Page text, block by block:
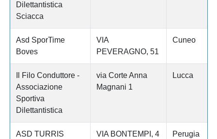
Dilettantistica
Sciacca
Asd SporTime
Boves
VIA
PEVERAGNO, 51
Cuneo
Il Filo Conduttore -
Associazione
Sportiva
Dilettantistica
via Corte Anna
Magnani 1
Lucca
ASD TURRIS VIA BONTEMPI, 4 Perugia